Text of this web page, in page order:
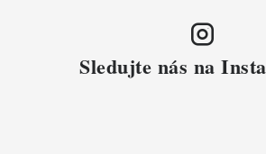
Sledujte nás na